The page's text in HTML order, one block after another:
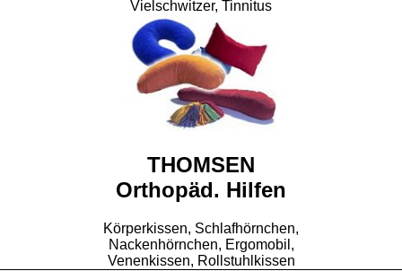
Vielschwitzer, Tinnitus
THOMSEN
Orthopäd. Hilfen
Körperkissen, Schlafhörnchen,
Nackenhörnchen, Ergomobil,
Venenkissen, Rollstuhlkissen